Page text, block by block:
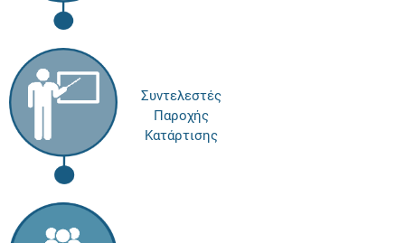
Συντελεστές
Παροχής
Κατάρτισης